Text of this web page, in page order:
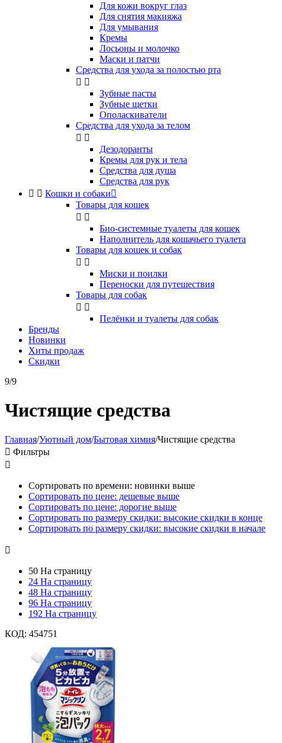
Для кожи вокруг глаз
Для снятия макияжа
Для умывания
Кремы
Лосьоны и молочко
Маски и патчи
Средства для ухода за полостью рта
 
Зубные пасты
Зубные щетки
Ополаскиватели
Средства для ухода за телом
 
Дезодоранты
Кремы для рук и тела
Средства для душа
Средства для рук
  Кошки и собаки
Товары для кошек
 
Био-системные туалеты для кошек
Наполнитель для кошачьего туалета
Товары для кошек и собак
 
Миски и поилки
Переноски для путешествия
Товары для собак
 
Пелёнки и туалеты для собак
Бренды
Новинки
Хиты продаж
Скидки
9/9
Чистящие средства
Главная/Уютный дом/Бытовая химия/Чистящие средства
 Фильтры

Сортировать по времени: новинки выше
Сортировать по цене: дешевые выше
Сортировать по цене: дорогие выше
Сортировать по размеру скидки: высокие скидки в конце
Сортировать по размеру скидки: высокие скидки в начале

50 На страницу
24 На страницу
48 На страницу
96 На страницу
192 На страницу
КОД: 454751